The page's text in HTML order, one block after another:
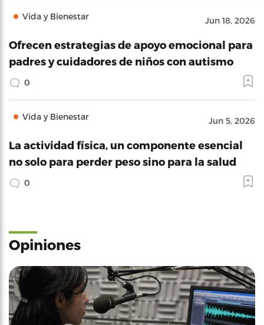
Vida y Bienestar Jun 18, 2026
Ofrecen estrategias de apoyo emocional para
padres y cuidadores de niños con autismo
0
Vida y Bienestar Jun 5, 2026
La actividad física, un componente esencial
no solo para perder peso sino para la salud
0
Opiniones